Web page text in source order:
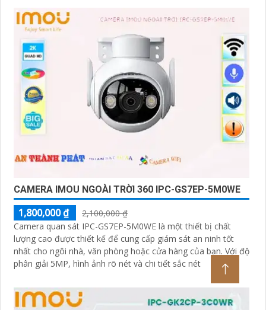
CAMERA IMOU NGOÀI TRỜI 360 IPC-GS7EP-5M0WE
1,800,000 ₫
2,100,000 ₫
Camera quan sát IPC-GS7EP-5M0WE là một thiết bị chất
lượng cao được thiết kế để cung cấp giám sát an ninh tốt
nhất cho ngôi nhà, văn phòng hoặc cửa hàng của bạn. Với độ
phân giải 5MP, hình ảnh rõ nét và chi tiết sắc nét